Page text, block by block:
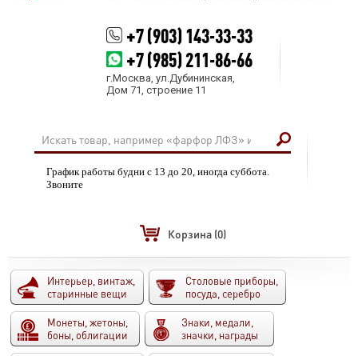
+7 (903) 143-33-33
+7 (985) 211-86-66
г.Москва, ул.Дубининская,
Дом 71, строение 11
График работы будни с 13 до 20, иногда суббота.
Звоните
Корзина (0)
Интерьер, винтаж,
старинные вещи
Столовые приборы,
посуда, серебро
Монеты, жетоны,
боны, облигации
Знаки, медали,
значки, награды